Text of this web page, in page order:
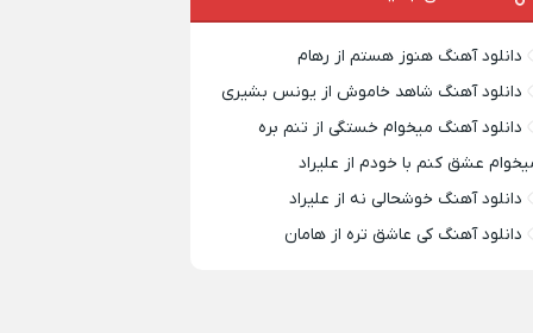
دانلود آهنگ هنوز هستم از رهام
دانلود آهنگ شاهد خاموش از یونس بشیری
دانلود آهنگ میخوام خستگی از تنم بره
عشق کنم با خودم از علیراد
دانلود آهنگ خوشحالی نه از علیراد
دانلود آهنگ کی عاشق تره از هامان